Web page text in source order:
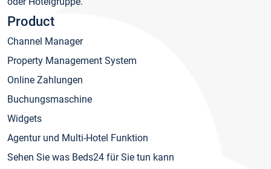
Product
Channel Manager
Property Management System
Online Zahlungen
Buchungsmaschine
Widgets
Agentur und Multi-Hotel Funktion
Sehen Sie was Beds24 für Sie tun kann